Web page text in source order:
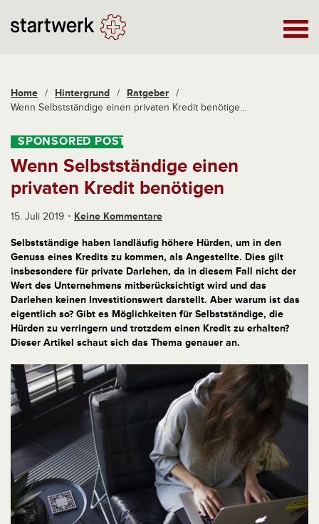
Home / Hintergrund / Ratgeber /
Wenn Selbstständige einen privaten Kredit benötige...
Wenn Selbstständige einen
privaten Kredit benötigen
15. Juli 2019 Keine Kommentare
Selbstständige haben landläufig höhere Hürden, um in den
Genuss eines Kredits zu kommen, als Angestellte. Dies gilt
insbesondere für private Darlehen, da in diesem Fall nicht der
Wert des Unternehmens mitberücksichtigt wird und das
Darlehen keinen Investitionswert darstellt. Aber warum ist das
eigentlich so? Gibt es Möglichkeiten für Selbstständige, die
Hürden zu verringern und trotzdem einen Kredit zu erhalten?
Dieser Artikel schaut sich das Thema genauer an.